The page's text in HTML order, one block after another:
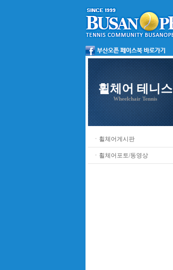
휠체어 테니스
Wheelchair Tennis
ㆍ휠체어게시판
ㆍ휠체어포토/동영상